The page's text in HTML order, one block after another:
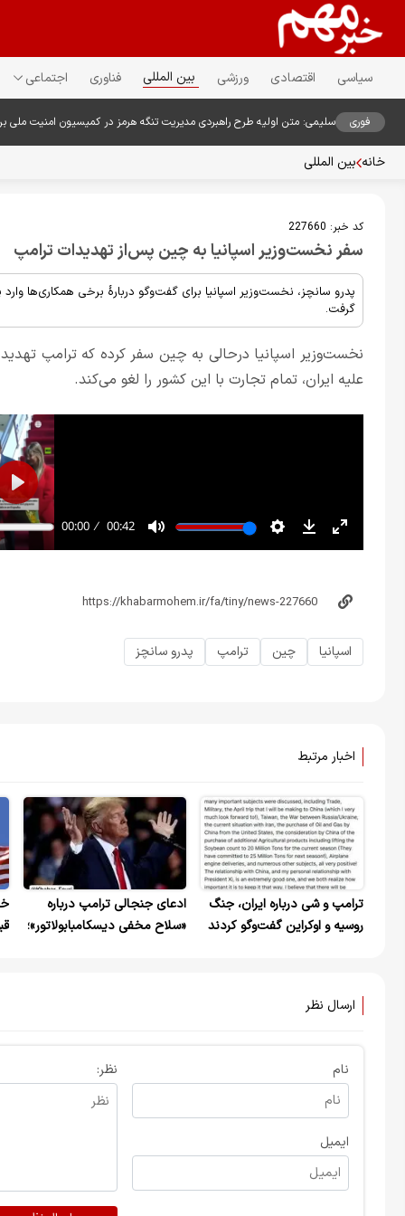
سیاسی اقتصادی ورزشی بین المللی فناوری اجتماعی
فوری سلیمی: متن اولیه طرح راهبردی مدیریت تنگه هرمز در کمیسیون امنیت ملی
خانه بین المللی
کد خبر: 227660
سفر نخست‌وزیر اسپانیا به چین پس‌از تهدیدات ترامپ
پدرو سانچز، نخست‌وزیر اسپانیا برای گفت‌وگو دربارۀ برخی همکاری‌ها
گرفت.
نخست‌وزیر اسپانیا درحالی به چین سفر کرده که ترامپ
علیه ایران، تمام تجارت با این کشور را لغو می‌کند.
اسپانیا چین ترامپ پدرو سانچز
اخبار مرتبط
ترامپ و شی درباره ایران، جنگ
روسیه و اوکراین گفت‌وگو کردند
ادعای جنجالی ترامپ درباره
«سلاح مخفی دیسکامبابولاتور»؛
ارسال نظر
نام
ایمیل
نظر: